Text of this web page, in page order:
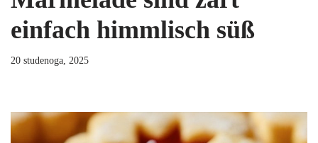
einfach himmlisch süß
20 studenoga, 2025